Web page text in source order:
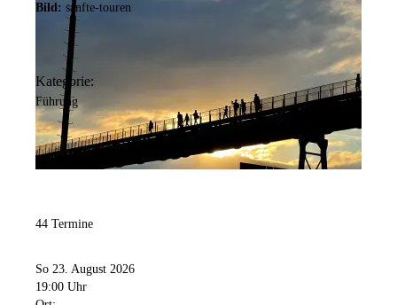
Bild: sanfte-touren
Kategorie:
Führung
44 Termine
So 23. August 2026
19:00 Uhr